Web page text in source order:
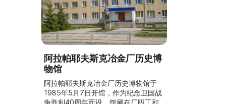
阿拉帕耶夫斯克冶金厂历史博
物馆
阿拉帕耶夫斯克冶金厂历史博物馆于
1985年5月7日开馆，作为纪念卫国战
争胜利40周年而设。馆藏在厂职工和